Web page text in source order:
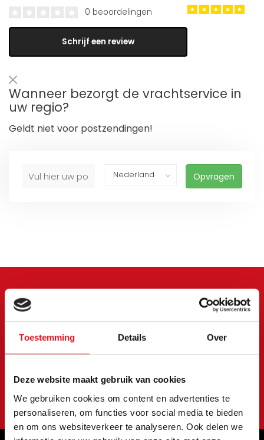
Toestemming Details Over
Deze website maakt gebruik van cookies
We gebruiken cookies om content en advertenties te
personaliseren, om functies voor social media te bieden
en om ons websiteverkeer te analyseren. Ook delen we
0 beoordelingen
Schrijf een review
Wanneer bezorgt de vrachtservice in
uw regio?
Geldt niet voor postzendingen!
Opvragen
nieuwsbrief